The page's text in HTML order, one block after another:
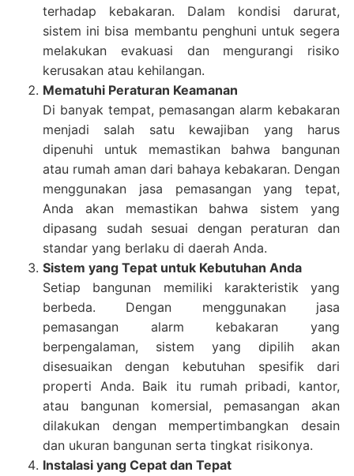
terhadap kebakaran. Dalam kondisi darurat,
sistem ini bisa membantu penghuni untuk segera
melakukan evakuasi dan mengurangi risiko
kerusakan atau kehilangan.
Mematuhi Peraturan Keamanan
Di banyak tempat, pemasangan alarm kebakaran
menjadi salah satu kewajiban yang harus
dipenuhi untuk memastikan bahwa bangunan
atau rumah aman dari bahaya kebakaran. Dengan
menggunakan jasa pemasangan yang tepat,
Anda akan memastikan bahwa sistem yang
dipasang sudah sesuai dengan peraturan dan
standar yang berlaku di daerah Anda.
Sistem yang Tepat untuk Kebutuhan Anda
Setiap bangunan memiliki karakteristik yang
berbeda. Dengan menggunakan jasa
pemasangan alarm kebakaran yang
berpengalaman, sistem yang dipilih akan
disesuaikan dengan kebutuhan spesifik dari
properti Anda. Baik itu rumah pribadi, kantor,
atau bangunan komersial, pemasangan akan
dilakukan dengan mempertimbangkan desain
dan ukuran bangunan serta tingkat risikonya.
Instalasi yang Cepat dan Tepat